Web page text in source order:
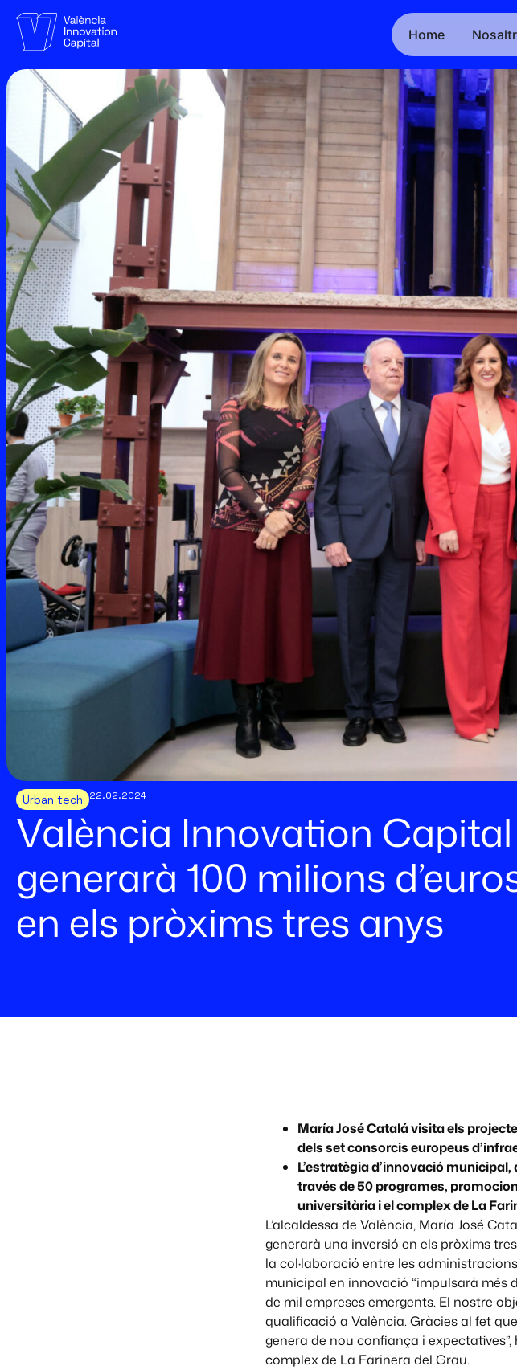
Home
Urban tech 22.02.2024
València Innovation Capital
generarà 100 milions
en els pròxims tres anys
María José Catalá visita els
dels set consorcis europeus
L’estratègia d’innovació
través de 50 programes,
universitària i el complex de La
L’alcaldessa de València, María José
generarà una inversió en els pròxims
la col·laboració entre les
municipal en innovació “impulsarà més
de mil empreses emergents. El nostre
qualificació a València. Gràcies al fet
genera de nou confiança i
complex de La Farinera del Grau.